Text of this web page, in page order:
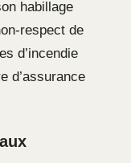
habillage
respect de
d’incendie
d’assurance